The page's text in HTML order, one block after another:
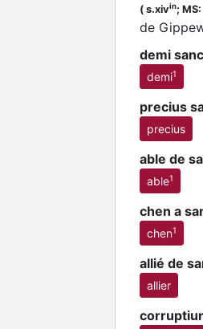
( s.xivin;
de
demi sanc
demi1
precius
precius
able de
able1
chen a
chen1
allié de
allier